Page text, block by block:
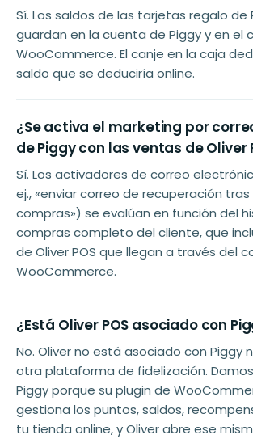
Sí. Los saldos de las tarjetas regalo de
guardan en la cuenta de Piggy y en el
WooCommerce. El canje en la caja
saldo que se deduciría online.
¿Se activa el marketing por
de Piggy con las ventas de Oliver
Sí. Los activadores de correo
ej., «enviar correo de recuperación tras
compras») se evalúan en función del
compras completo del cliente, que
de Oliver POS que llegan a través del
WooCommerce.
¿Está Oliver POS asociado con
No. Oliver no está asociado con Piggy
otra plataforma de fidelización.
Piggy porque su plugin de
gestiona los puntos, saldos,
tu tienda online, y Oliver abre ese